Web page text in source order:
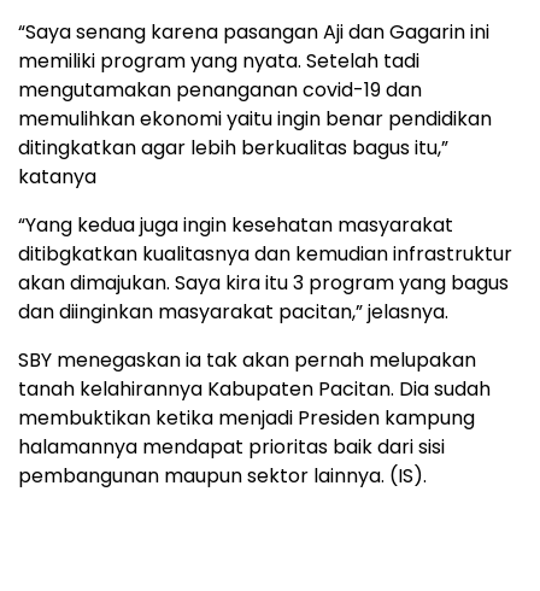
“Saya senang karena pasangan Aji dan Gagarin ini
memiliki program yang nyata. Setelah tadi
mengutamakan penanganan covid-19 dan
memulihkan ekonomi yaitu ingin benar pendidikan
ditingkatkan agar lebih berkualitas bagus itu,”
katanya
“Yang kedua juga ingin kesehatan masyarakat
ditibgkatkan kualitasnya dan kemudian infrastruktur
akan dimajukan. Saya kira itu 3 program yang bagus
dan diinginkan masyarakat pacitan,” jelasnya.
SBY menegaskan ia tak akan pernah melupakan
tanah kelahirannya Kabupaten Pacitan. Dia sudah
membuktikan ketika menjadi Presiden kampung
halamannya mendapat prioritas baik dari sisi
pembangunan maupun sektor lainnya. (IS).